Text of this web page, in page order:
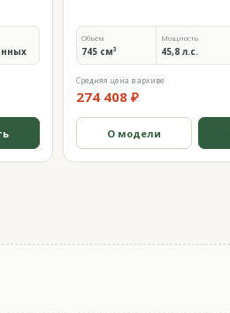
Объём
745 см³
Мощность
45,8 л.с.
Средняя цена в архиве
274 408 ₽
О модели